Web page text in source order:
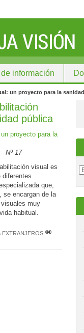
información
un proyecto para la
pública
proyecto para la
Nº 17
visual es
diferentes
que,
se encargan de la
muy
habitual.
EXTRANJEROS